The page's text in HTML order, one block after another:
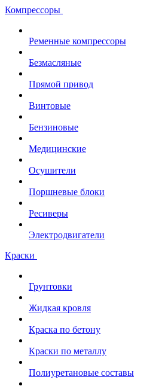
Компрессоры
Ременные компрессоры
Безмасляные
Прямой привод
Винтовые
Бензиновые
Медицинские
Осушители
Поршневые блоки
Ресиверы
Электродвигатели
Краски
Грунтовки
Жидкая кровля
Краска по бетону
Краски по металлу
Полиуретановые составы